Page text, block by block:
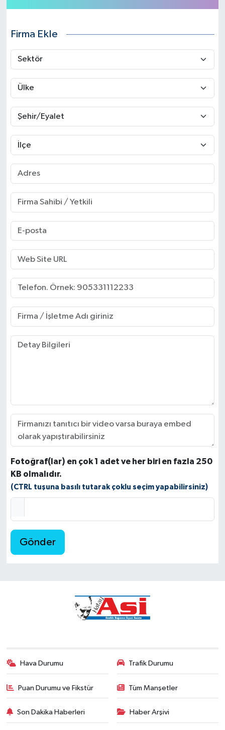
Firma Ekle
Fotoğraf(lar) en çok 1 adet ve her biri en fazla 250
KB olmalıdır.
(CTRL tuşuna basılı tutarak çoklu seçim yapabilirsiniz)
Gönder
Hava Durumu Trafik Durumu
Puan Durumu ve Fikstür Tüm Manşetler
Son Dakika Haberleri Haber Arşivi